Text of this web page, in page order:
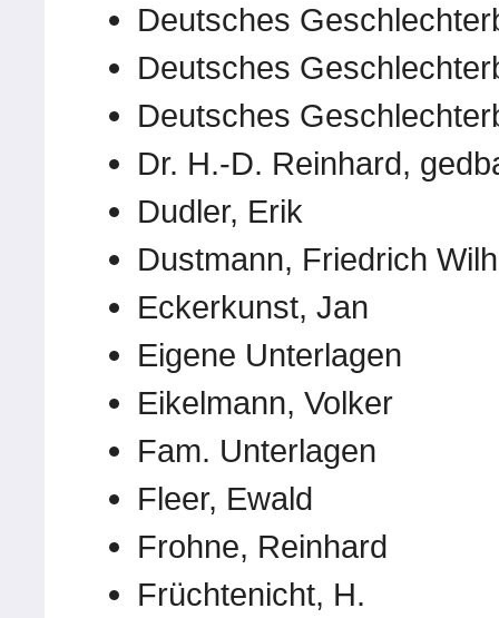
Deutsches
Deutsches
Deutsches
Dr. H.-D. Reinhard,
Dudler, Erik
Dustmann, Friedrich
Eckerkunst, Jan
Eigene Unterlagen
Eikelmann, Volker
Fam. Unterlagen
Fleer, Ewald
Frohne, Reinhard
Früchtenicht, H.